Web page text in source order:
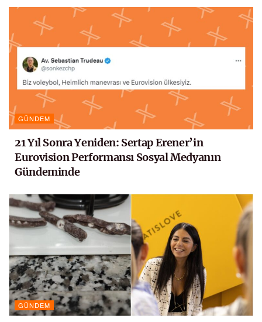
GÜNDEM
21 Yıl Sonra Yeniden: Sertap Erener’in
Eurovision Performansı Sosyal Medyanın
Gündeminde
GÜNDEM